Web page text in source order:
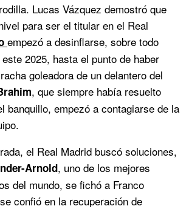
Lucas Vázquez demostró que
para ser el titular en el Real
empezó a desinflarse, sobre todo
2025, hasta el punto de haber
goleadora de un delantero del
, que siempre había resuelto
banquillo, empezó a contagiarse de la
el Real Madrid buscó soluciones,
Arnold, uno de los mejores
del mundo, se fichó a Franco
confió en la recuperación de